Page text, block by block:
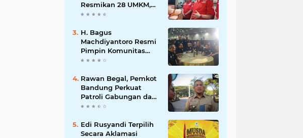
Resmikan 28 UMKM,
Siap Gelar Festival
Jalan Braga
H. Bagus
Machdiyantoro Resmi
Pimpin Komunitas
BBC Periode 2026–
Solidaritas dan
Hadirkan Program
Nyata untuk
Masyarakat
Rawan Begal, Pemkot
Bandung Perkuat
Patroli Gabungan dan
Pengawasan Digital
Edi Rusyandi Terpilih
Secara Aklamasi